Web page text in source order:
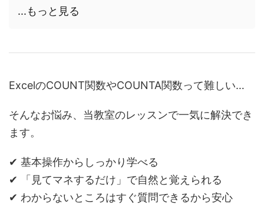
...もっと見る
ExcelのCOUNT関数やCOUNTA関数って難しい…
そんなお悩み、当教室のレッスンで一気に解決でき
ます。
✔ 基本操作からしっかり学べる
✔ 「見てマネするだけ」で自然と覚えられる
✔ わからないところはすぐ質問できるから安心